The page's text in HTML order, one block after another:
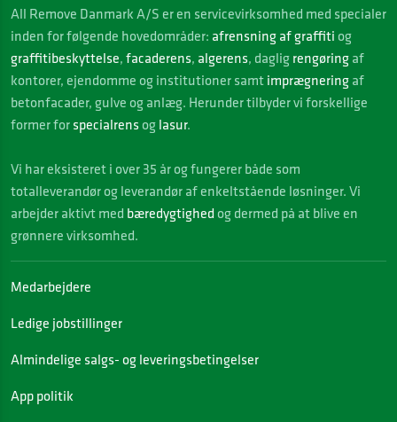
All Remove Danmark A/S er en servicevirksomhed med specialer
inden for følgende hovedområder: afrensning af graffiti og
graffitibeskyttelse, facaderens, algerens, daglig rengøring af
kontorer, ejendomme og institutioner samt imprægnering af
betonfacader, gulve og anlæg. Herunder tilbyder vi forskellige
former for specialrens og lasur.
Vi har eksisteret i over 35 år og fungerer både som
totalleverandør og leverandør af enkeltstående løsninger. Vi
arbejder aktivt med bæredygtighed og dermed på at blive en
grønnere virksomhed.
Medarbejdere
Ledige jobstillinger
Almindelige salgs- og leveringsbetingelser
App politik